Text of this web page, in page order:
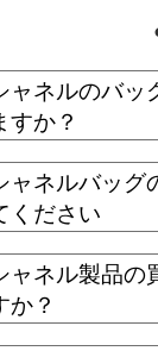
ャネルのバッ
すか？
ャネルバッグ
ください
ャネル製品の
か？